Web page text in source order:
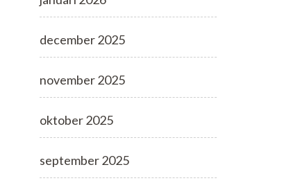
december 2025
november 2025
oktober 2025
september 2025